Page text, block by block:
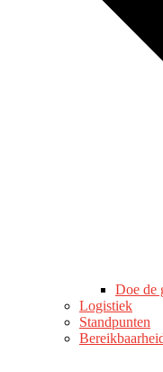
Doe de
Logistiek
Standpunten